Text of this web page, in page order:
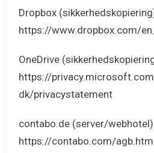
Dropbox
https://www.dropbox.com/
OneDrive
https://
dk/privacystatement
contabo.de (server/
https://contabo.com/